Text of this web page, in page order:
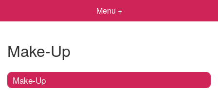
Menu +
Make-Up
Make-Up